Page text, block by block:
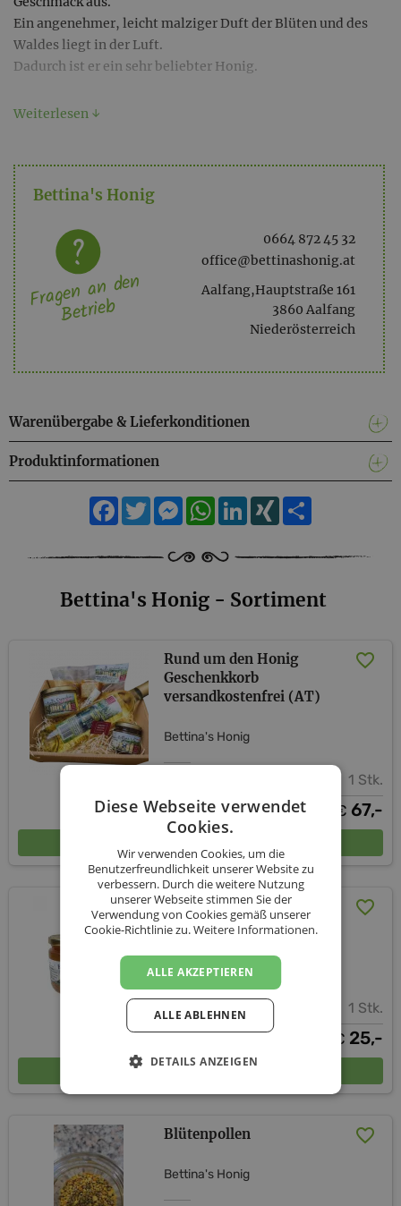
Ein angenehmer, leicht malziger Duft der Blüten und des
Waldes liegt in der Luft.
Dadurch ist er ein sehr beliebter Honig.
100% Österreichischer Honig aus eigener Bienenhaltung,
Weiterlesen ↓
Bettina's Honig
0664 872 45 32
office@bettinashonig.at
Aalfang,Hauptstraße 161
3860 Aalfang
Niederösterreich
Fragen an den
Betrieb
Warenübergabe & Lieferkonditionen
Produktinformationen
Facebook
TwitterMessengerWhatsApp
LinkedIn
XING
Bettina's Honig - Sortiment
Rund um den Honig
Geschenkkorb
versandkostenfrei (AT)
Bettina's Honig
1 Stk.
€ 67,-
Süße Lippenpflege Set I
inkl. Versand (AT)
Bettina's Honig
1 Stk.
€ 25,-
In den Warenkorb
Blütenpollen
Bettina's Honig
Diese Webseite verwendet
Cookies.
Wir verwenden Cookies, um die
Benutzerfreundlichkeit unserer Website zu
verbessern. Durch die weitere Nutzung
unserer Webseite stimmen Sie der
Verwendung von Cookies gemäß unserer
Cookie-Richtlinie zu.Weitere Informationen.
ALLE AKZEPTIEREN
ALLE ABLEHNEN
DETAILS ANZEIGEN